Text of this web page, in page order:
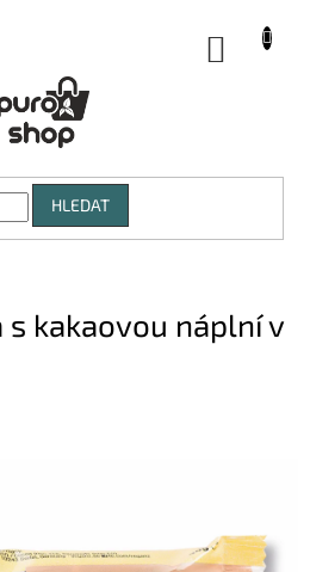
HLEDAT
kakaovou náplní v